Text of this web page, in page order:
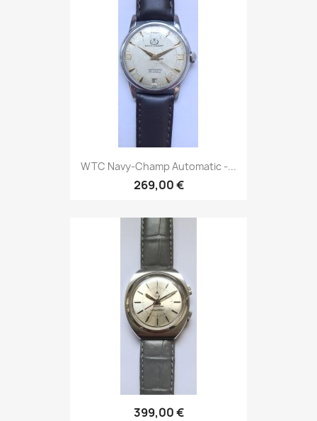
WTC Navy-Champ Automatic -...
269,00 €
399,00 €